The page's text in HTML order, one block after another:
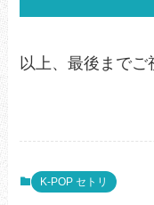
以上、最後までご
K-POP セトリ